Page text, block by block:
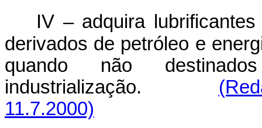
IV – adquira
derivados de petróleo e
quando não
industrialização.
11.7.2000)